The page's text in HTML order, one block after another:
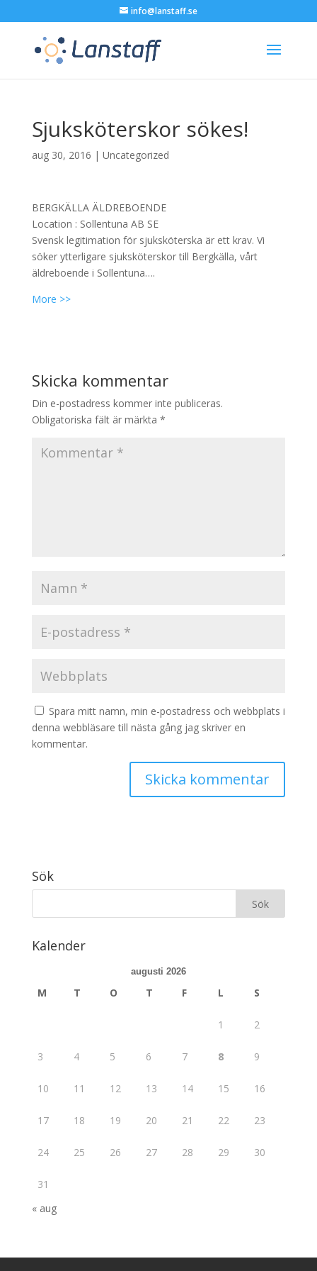
info@lanstaff.se
Sjuksköterskor sökes!
aug 30, 2016 | Uncategorized
BERGKÄLLA ÄLDREBOENDE
Location : Sollentuna AB SE
Svensk legitimation för sjuksköterska är ett krav. Vi
söker ytterligare sjuksköterskor till Bergkälla, vårt
äldreboende i Sollentuna….
More >>
Skicka kommentar
Din e-postadress kommer inte publiceras.
Obligatoriska fält är märkta *
Spara mitt namn, min e-postadress och webbplats i
denna webbläsare till nästa gång jag skriver en
kommentar.
Sök
Kalender
augusti 2026
M T O T F L S
1 2
3 4 5 6 7 8 9
10 11 12 13 14 15 16
17 18 19 20 21 22 23
24 25 26 27 28 29 30
31
« aug